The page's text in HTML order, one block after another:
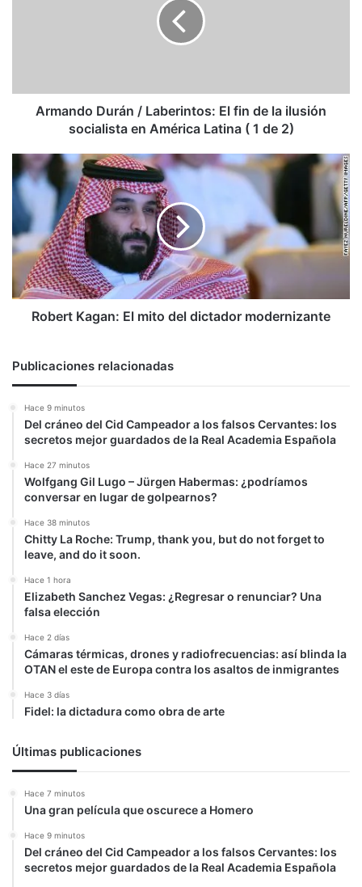
ilusión
socialista
Latina
(
de
Armando Durán / Laberintos: El fin de la ilusión
socialista en América Latina ( 1 de 2)
Robert
Kagan:
El
mito
del
dictador
modernizante
Robert Kagan: El mito del dictador modernizante
Publicaciones relacionadas
Hace 9 minutos
Del cráneo del Cid Campeador a los falsos Cervantes: los
secretos mejor guardados de la Real Academia Española
Hace 27 minutos
Wolfgang Gil Lugo – Jürgen Habermas: ¿podríamos
conversar en lugar de golpearnos?
Hace 38 minutos
Chitty La Roche: Trump, thank you, but do not forget to
leave, and do it soon.
Hace 1 hora
Elizabeth Sanchez Vegas: ¿Regresar o renunciar? Una
falsa elección
Hace 2 días
Cámaras térmicas, drones y radiofrecuencias: así blinda la
OTAN el este de Europa contra los asaltos de inmigrantes
Hace 3 días
Fidel: la dictadura como obra de arte
Últimas publicaciones
Hace 7 minutos
Una gran película que oscurece a Homero
Hace 9 minutos
Del cráneo del Cid Campeador a los falsos Cervantes: los
secretos mejor guardados de la Real Academia Española